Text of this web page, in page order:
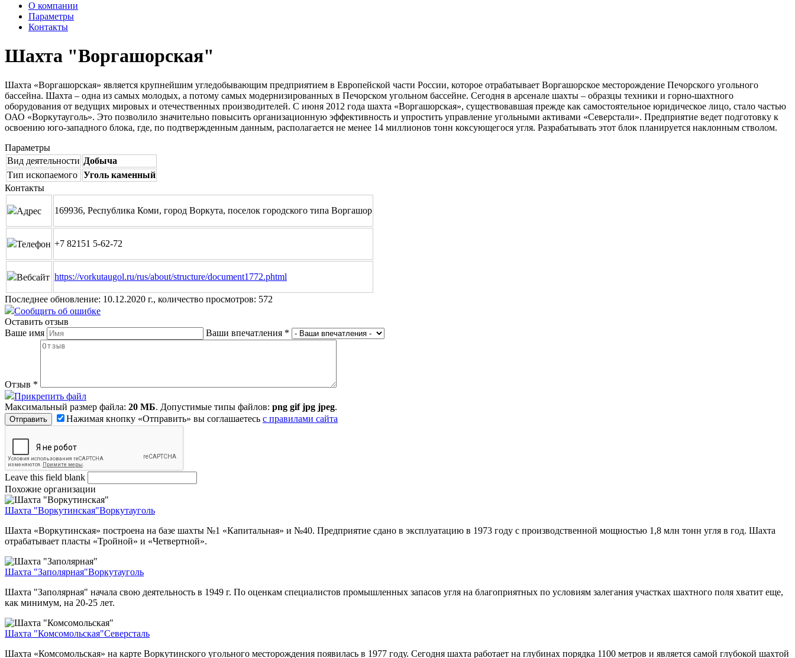
О компании
Параметры
Контакты
Шахта "Воргашорская"
Шахта «Воргашорская» является крупнейшим угледобывающим предприятием в Европейской части России, которое отрабатывает Воргашорское месторождение Печорского угольного
бассейна. Шахта – одна из самых молодых, а потому самых модернизированных в Печорском угольном бассейне. Сегодня в арсенале шахты – образцы техники и горно-шахтного
оборудования от ведущих мировых и отечественных производителей. С июня 2012 года шахта «Воргашорская», существовавшая прежде как самостоятельное юридическое лицо, стало частью
ОАО «Воркутауголь». Это позволило значительно повысить организационную эффективность и упростить управление угольными активами «Северстали». Предприятие ведет подготовку к
освоению юго-западного блока, где, по подтвержденным данным, располагается не менее 14 миллионов тонн коксующегося угля. Разрабатывать этот блок планируется наклонным стволом.
Параметры
Вид деятельности Добыча
Тип ископаемого Уголь каменный
Контакты
Адрес 169936, Республика Коми, город Воркута, поселок городского типа Воргашор
Телефон +7 82151 5-62-72
Вебсайт https://vorkutaugol.ru/rus/about/structure/document1772.phtml
Последнее обновление: 10.12.2020 г., количество просмотров: 572
Сообщить об ошибке
Оставить отзыв
Ваше имя
Ваши впечатления *
Отзыв *
Прикрепить файл
Максимальный размер файла: 20 МБ. Допустимые типы файлов: png gif jpg jpeg.
Нажимая кнопку «Отправить» вы соглашаетесь с правилами сайта
Leave this field blank
Похожие организации
Шахта "Воркутинская"Воркутауголь
Шахта «Воркутинская» построена на базе шахты №1 «Капитальная» и №40. Предприятие сдано в эксплуатацию в 1973 году с производственной мощностью 1,8 млн тонн угля в год. Шахта
отрабатывает пласты «Тройной» и «Четвертной».
Шахта "Заполярная"Воркутауголь
Шахта "Заполярная" начала свою деятельность в 1949 г. По оценкам специалистов промышленных запасов угля на благоприятных по условиям залегания участках шахтного поля хватит еще,
как минимум, на 20-25 лет.
Шахта "Комсомольская"Северсталь
Шахта «Комсомольская» на карте Воркутинского угольного месторождения появилась в 1977 году. Сегодня шахта работает на глубинах порядка 1100 метров и является самой глубокой шахтой